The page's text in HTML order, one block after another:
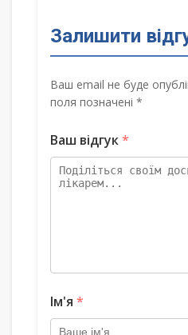
Залишити
Ваш email не буде
поля позначені *
Ваш відгук*
Ім'я *